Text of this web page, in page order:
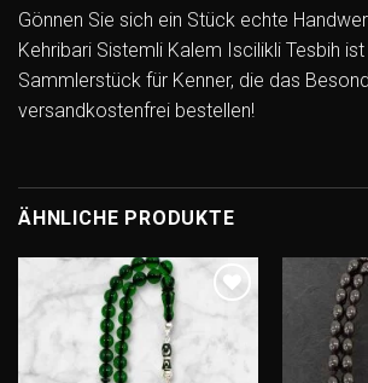
Gönnen Sie sich ein Stück echte
Kehribari Sistemli Kalem Iscilikli Tesbih
Sammlerstück für Kenner, die das
versandkostenfrei bestellen!
ÄHNLICHE PRODUKTE
Add to
wishlist